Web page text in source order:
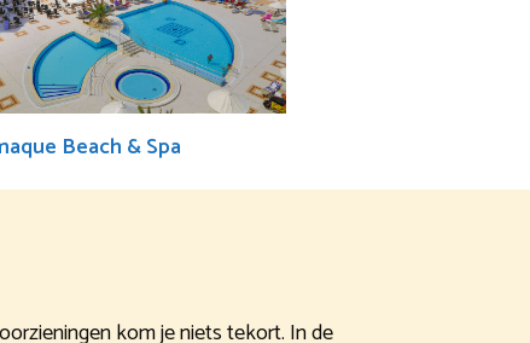
Beach & Spa
kom je niets tekort. In de